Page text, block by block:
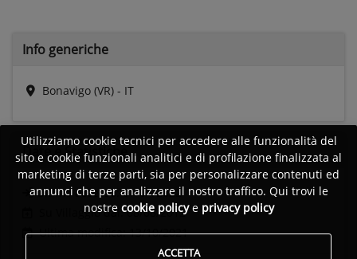
Info generiche
Bonavigo (VR) - IT
Date eStatistiche
Ultimo accesso:07/04/2022
Su Villaggio dal: 08/08/2012
Ultima modifica: 13/10/2021
Utilizziamo cookie tecnici per accedere alle funzionalità del
sito e cookie funzionali analitici e di profilazione finalizzata al
marketing di terze parti, sia per personalizzare contenuti ed
annunci che per analizzare il nostro traffico. Qui trovi le
nostre cookie policye privacy policy
ACCETTA